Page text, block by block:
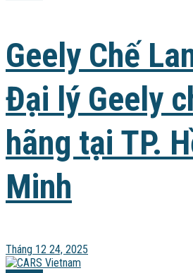
Geely Chế
Đại lý Geely
hãng tại TP.
Minh
Tháng 12 24, 2025